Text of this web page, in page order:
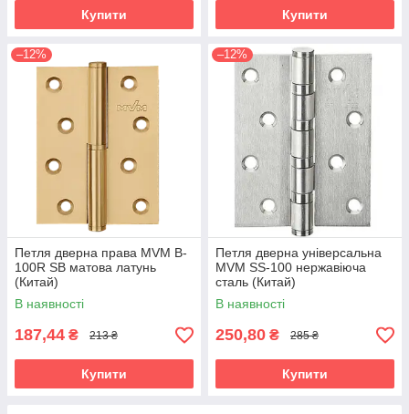
Купити Купити
–12%
Петля дверна права MVM B-
100R SB матова латунь
(Китай)
В наявності
187,44 ₴ 213 ₴
Купити
–12%
Петля дверна універсальна
MVM SS-100 нержавіюча
сталь (Китай)
В наявності
250,80 ₴ 285 ₴
Купити